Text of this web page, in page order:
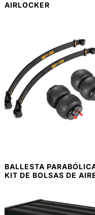
AIRLOCKER
BALLESTA
KIT DE BOLSAS DE